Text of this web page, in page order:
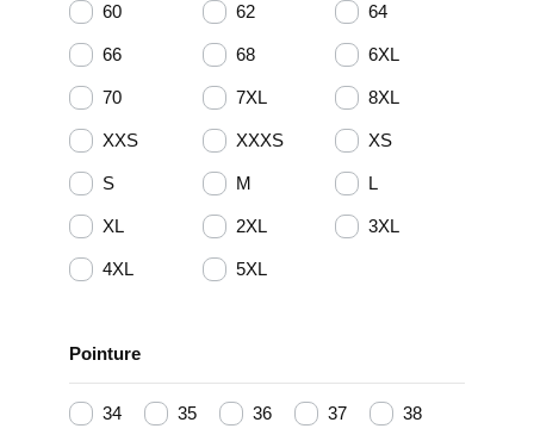
60 62 64
66 68 6XL
70 7XL 8XL
XXS XXXS XS
S M L
XL 2XL 3XL
4XL 5XL
Pointure
34 35 36 37 38